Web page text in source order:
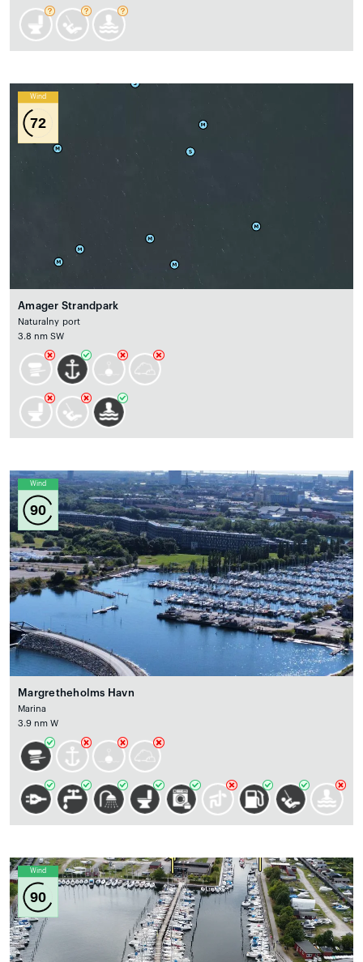
Wind
72
Amager Strandpark
Naturalny port
3.8 nm SW
Wind
90
Margretheholms Havn
Marina
3.9 nm W
Wind
90